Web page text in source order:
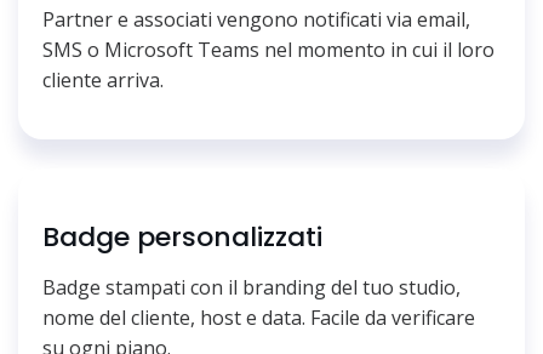
Partner e associati vengono notificati via email,
SMS o Microsoft Teams nel momento in cui il loro
cliente arriva.
Badge personalizzati
Badge stampati con il branding del tuo studio,
nome del cliente, host e data. Facile da verificare
su ogni piano.